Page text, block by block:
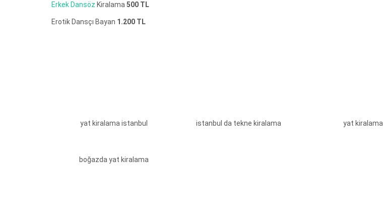
Erkek Dansöz Kiralama 500 TL
Erotik Dansçı Bayan 1.200 TL
yat kiralama istanbul istanbul da tekne kiralama yat kiralama
boğazda yat kiralama